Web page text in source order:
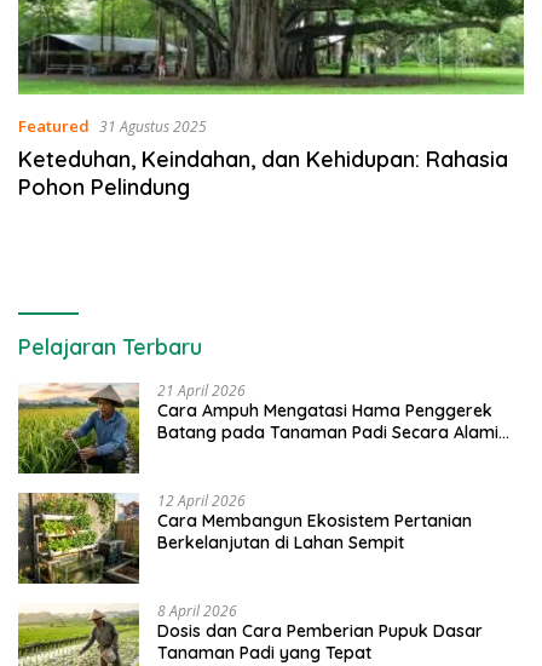
Featured 31 Agustus 2025
Keteduhan, Keindahan, dan Kehidupan: Rahasia
Pohon Pelindung
Pelajaran Terbaru
21 April 2026
Cara Ampuh Mengatasi Hama Penggerek
Batang pada Tanaman Padi Secara Alami
12 April 2026
Cara Membangun Ekosistem Pertanian
Berkelanjutan di Lahan Sempit
8 April 2026
Dosis dan Cara Pemberian Pupuk Dasar
Tanaman Padi yang Tepat